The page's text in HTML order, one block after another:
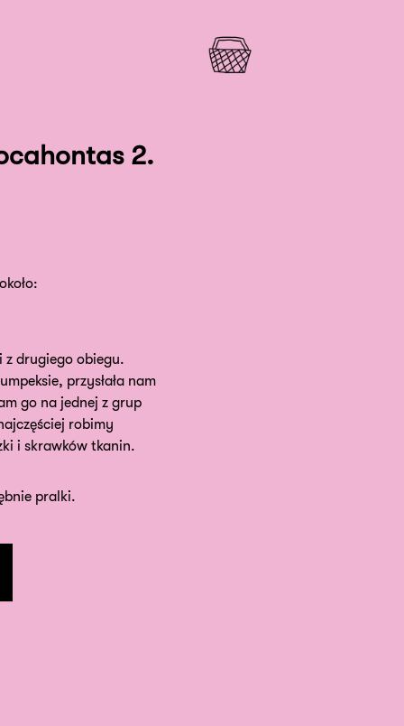
2.
z drugiego obiegu.
przysłała nam
go na jednej z grup
robimy
i skrawków tkanin.
pralki.